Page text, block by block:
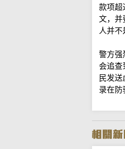
款项超
文，并
人并不
警方强
会追查
民发
录在防